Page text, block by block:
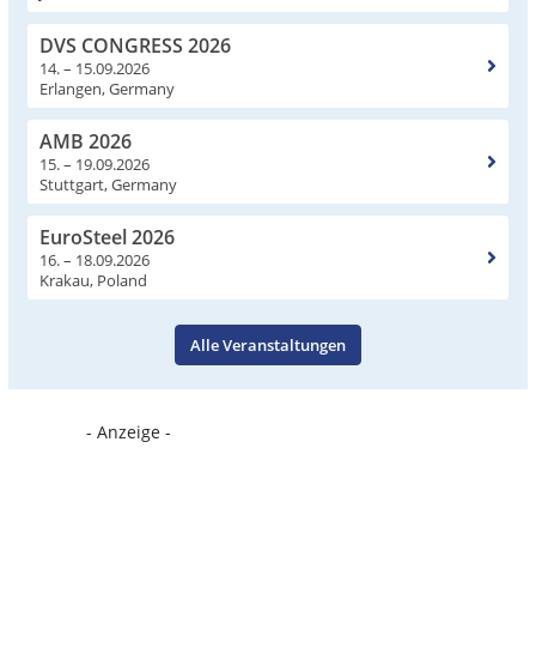
DVS CONGRESS 2026
14. – 15.09.2026
Erlangen, Germany
AMB 2026
15. – 19.09.2026
Stuttgart, Germany
EuroSteel 2026
16. – 18.09.2026
Krakau, Poland
Alle Veranstaltungen
- Anzeige -